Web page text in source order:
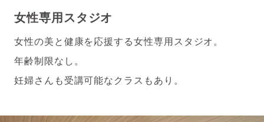
女性専用スタジオ
女性の美と健康を応援する女性専用スタジオ。
年齢制限なし。
妊婦さんも受講可能なクラスもあり。